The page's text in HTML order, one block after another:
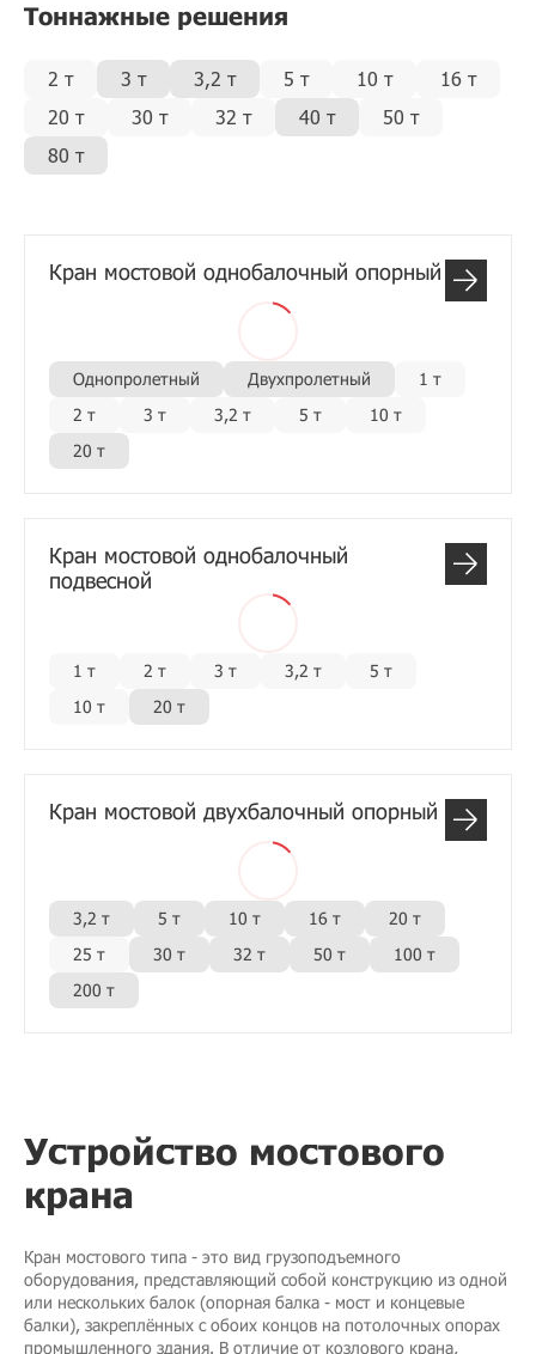
Тоннажные решения
2 т 3 т 3,2 т 5 т 10 т
16 т
20 т
30 т 32 т 40 т
50 т
80 т
Кран мостовой однобалочный опорный
Однопролетный Двухпролетный
1 т
2 т
3 т 3,2 т 5 т
10 т
20 т
Кран мостовой однобалочный
подвесной
1 т 2 т 3 т 3,2 т
5 т
10 т
20 т
Кран мостовой двухбалочный опорный
3,2 т 5 т 10 т 16 т
20 т
25 т
30 т 32 т 50 т
100 т
200 т
Устройство мостового
крана
Кран мостового типа - это вид грузоподъемного
оборудования, представляющий собой конструкцию из одной
или нескольких балок (опорная балка - мост и концевые
балки), закреплённых с обоих концов на потолочных опорах
промышленного здания. В отличие от козлового крана,